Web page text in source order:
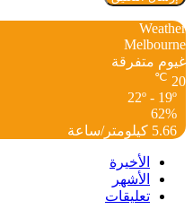
Weather
Melbourne
غيوم متفرقة
20
℃
22º - 19º
62%
5.66 كيلومتر/ساعة
الأخيرة
الأشهر
تعليقات